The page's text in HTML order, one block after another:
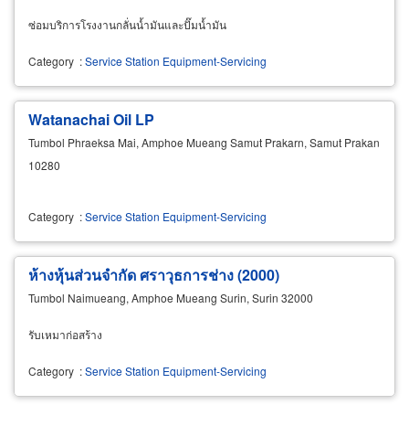
ซ่อมบริการโรงงานกลั่นน้ำมันและปั๊มน้ำมัน
Category :Service Station Equipment-Servicing
Watanachai Oil LP
Tumbol Phraeksa Mai, Amphoe Mueang Samut Prakarn, Samut Prakan
10280
Category :Service Station Equipment-Servicing
ห้างหุ้นส่วนจำกัด ศราวุธการช่าง (2000)
Tumbol Naimueang, Amphoe Mueang Surin, Surin 32000
รับเหมาก่อสร้าง
Category :Service Station Equipment-Servicing